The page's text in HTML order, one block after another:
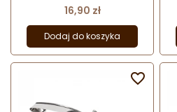
Cena
16,90 zł
Dodaj do koszyka
